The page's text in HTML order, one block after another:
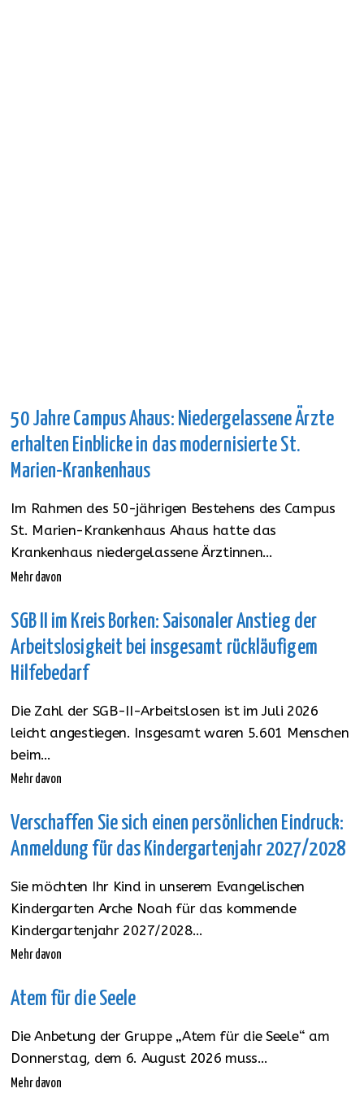
50 Jahre Campus Ahaus: Niedergelassene Ärzte
erhalten Einblicke in das modernisierte St.
Marien-Krankenhaus
Im Rahmen des 50-jährigen Bestehens des Campus
St. Marien-Krankenhaus Ahaus hatte das
Krankenhaus niedergelassene Ärztinnen…
Mehr davon
SGB II im Kreis Borken: Saisonaler Anstieg der
Arbeitslosigkeit bei insgesamt rückläufigem
Hilfebedarf
Die Zahl der SGB-II-Arbeitslosen ist im Juli 2026
leicht angestiegen. Insgesamt waren 5.601 Menschen
beim…
Mehr davon
Verschaffen Sie sich einen persönlichen Eindruck:
Anmeldung für das Kindergartenjahr 2027/2028
Sie möchten Ihr Kind in unserem Evangelischen
Kindergarten Arche Noah für das kommende
Kindergartenjahr 2027/2028…
Mehr davon
Atem für die Seele
Die Anbetung der Gruppe „Atem für die Seele“ am
Donnerstag, dem 6. August 2026 muss…
Mehr davon